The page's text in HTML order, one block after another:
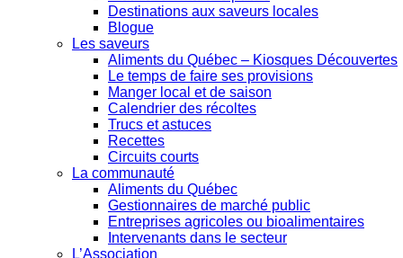
Destinations aux saveurs locales
Blogue
Les saveurs
Aliments du Québec – Kiosques Découvertes
Le temps de faire ses provisions
Manger local et de saison
Calendrier des récoltes
Trucs et astuces
Recettes
Circuits courts
La communauté
Aliments du Québec
Gestionnaires de marché public
Entreprises agricoles ou bioalimentaires
Intervenants dans le secteur
L’Association